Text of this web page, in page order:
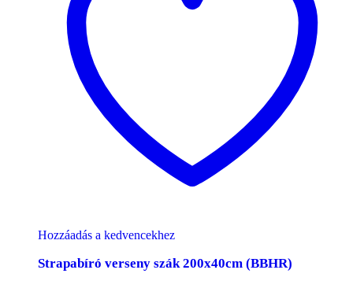
Hozzáadás a kedvencekhez
Strapabíró verseny szák 200x40cm (BBHR)